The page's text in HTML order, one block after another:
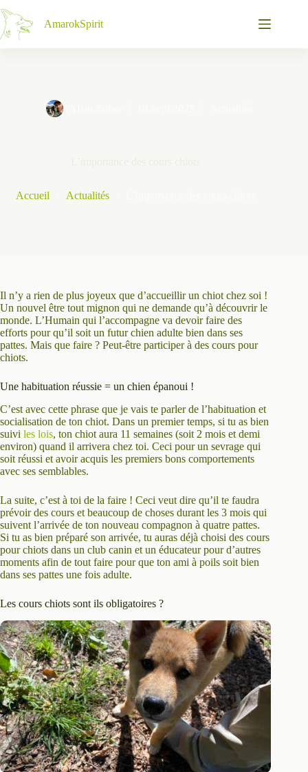
au
contenu
AmarokSpirit
Accueil Actualités
Il n’y a rien de plus joyeux que d’accueillir un chiot chez soi !
Un nouvel être tout mignon qui ne demande qu’à découvrir le
monde. L’Humain qui l’accompagne va devoir faire des
efforts pour qu’il soit un futur chien adulte bien dans ses
pattes. Mais que faire ? Peut-être participer à des cours pour
chiots.
Une habituation réussie = un chien épanoui !
C’est avec cette phrase que je vais te parler de l’habituation et
socialisation de ton chiot. Dans un premier temps, si tu as bien
suivi les lois, ton chiot aura 11 semaines (soit 2 mois et demi
environ) quand il arrivera chez toi. Ceci pour un sevrage qui
soit réussi et avoir acquis les premiers bons comportements
avec ses semblables.
La suite, c’est à toi de la faire ! Ceci veut dire qu’il te faudra
prévoir des cours et beaucoup de choses durant les 3 mois qui
suivent l’arrivée de ton nouveau compagnon à quatre pattes.
Si tu as bien préparé son arrivée, tu auras déjà choisi des cours
pour chiots dans un club canin et un éducateur pour d’autres
moments afin de tout faire pour que ton ami à poils soit bien
dans ses pattes une fois adulte.
Les cours chiots sont ils obligatoires ?